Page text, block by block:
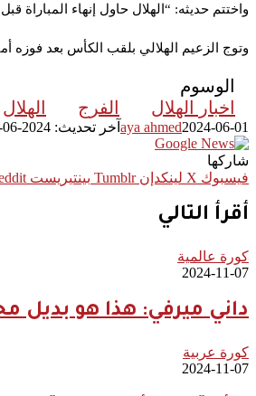
واختتم حديثه: “الهلال حاول إنهاء
وتوج الزعيم الهلالي بلقب الكأس بعد فوزه أمام غريمه التقليدي العالمي
الوسوم
اخبار الهلال
الفرج الهلال
aya ahmed2024-06-01 آخر تحديث: 2024-06-01
شاركها
فيسبوك ‫X لينكدإن بينتيريست
أقرأ التالي
كورة عالمية
2024-11-07
داني ميرفي: هذا هو بديل
كورة عربية
2024-11-07